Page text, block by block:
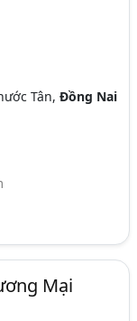
Tân,Đồng Nai
Mại